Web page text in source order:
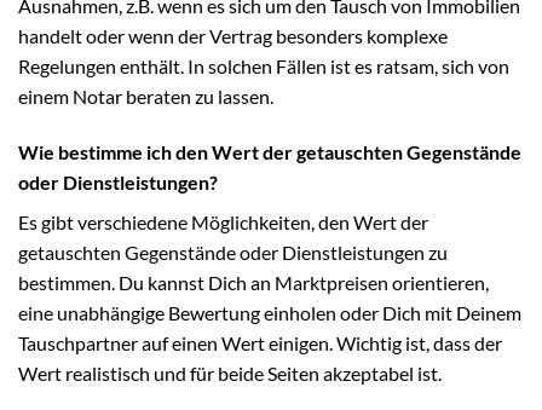
Ausnahmen, z.B. wenn es sich um den Tausch von Immobilien
handelt oder wenn der Vertrag besonders komplexe
Regelungen enthält. In solchen Fällen ist es ratsam, sich von
einem Notar beraten zu lassen.
Wie bestimme ich den Wert der getauschten Gegenstände
oder Dienstleistungen?
Es gibt verschiedene Möglichkeiten, den Wert der
getauschten Gegenstände oder Dienstleistungen zu
bestimmen. Du kannst Dich an Marktpreisen orientieren,
eine unabhängige Bewertung einholen oder Dich mit Deinem
Tauschpartner auf einen Wert einigen. Wichtig ist, dass der
Wert realistisch und für beide Seiten akzeptabel ist.